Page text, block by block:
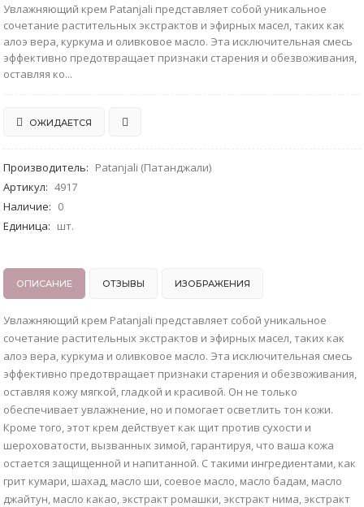
Увлажняющий крем Patanjali представляет собой уникальное
сочетание растительных экстрактов и эфирных масел, таких как
алоэ вера, куркума и оливковое масло. Эта исключительная смесь
эффективно предотвращает признаки старения и обезвоживания,
оставляя ко...
ОЖИДАЕТСЯ
Производитель: Patanjali (Патанджали)
Артикул: 4917
Наличие: 0
Единица: шт.
ОПИСАНИЕ ОТЗЫВЫ ИЗОБРАЖЕНИЯ
Увлажняющий крем Patanjali представляет собой уникальное
сочетание растительных экстрактов и эфирных масел, таких как
алоэ вера, куркума и оливковое масло. Эта исключительная смесь
эффективно предотвращает признаки старения и обезвоживания,
оставляя кожу мягкой, гладкой и красивой. Он не только
обеспечивает увлажнение, но и помогает осветлить тон кожи.
Кроме того, этот крем действует как щит против сухости и
шероховатости, вызванных зимой, гарантируя, что ваша кожа
остается защищенной и напитанной. С такими ингредиентами, как
грит кумари, шахад, масло ши, соевое масло, масло бадам, масло
джайтун, масло какао, экстракт ромашки, экстракт нима, экстракт